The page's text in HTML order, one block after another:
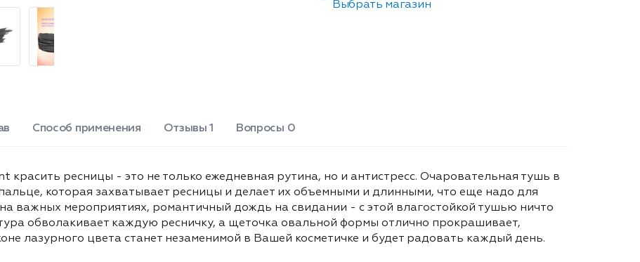
флаконе лазурного цвета станет
незаменимой в Вашей косметичке и
будет радовать каждый день. Тон: 01
черный. Объем: 9 мл.
Выбрать магазин
Способ применения Отзывы 1 Вопросы 0
ресницы - это не только ежедневная рутина, но и антистресс. Очаровательная тушь в
которая захватывает ресницы и делает их объемными и длинными, что еще надо для
важных мероприятиях, романтичный дождь на свидании - с этой влагостойкой тушью ничто
обволакивает каждую ресничку, а щеточка овальной формы отлично прокрашивает,
лазурного цвета станет незаменимой в Вашей косметичке и будет радовать каждый день.